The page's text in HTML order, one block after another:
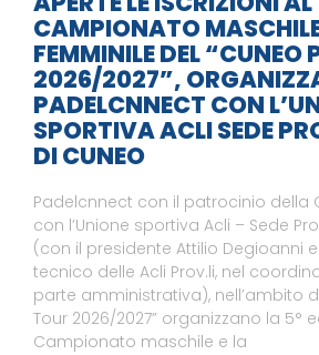
CAMPIONATO
FEMMINILE DEL “CUNEO
2026/2027”,
PADELCNNECT CON
SPORTIVA ACLI SEDE
DI CUNEO
Padelcnnect con il patrocinio della
con l’Unione sportiva Acli – Sede
(con il presidente Attilio Degioanni
tecnico delle Acli Prov.li, nel
parte amministrativa), nell’ambito
Tour 2026/2027” organizzano la 5°
Campionato maschile e la